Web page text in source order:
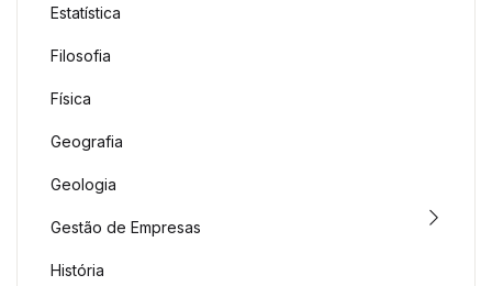
Estatística
Filosofia
Física
Geografia
Geologia
Gestão de Empresas
História